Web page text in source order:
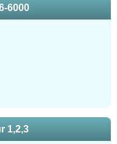
6000
1,2,3